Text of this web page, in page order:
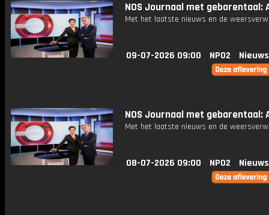
NOS Journaal met gebarentaal:
Met het laatste nieuws en de
09-07-2026 09:00 NPO2
NOS Journaal met gebarentaal:
Met het laatste nieuws en de
08-07-2026 09:00 NPO2